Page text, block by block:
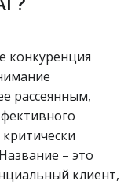
конкуренция
рассеянным,
– это
клиент,